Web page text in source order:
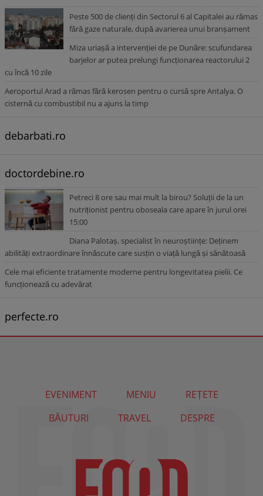
Peste 500 de clienți din Sectorul 6 al Capitalei au rămas
fără gaze naturale, după avarierea unui branșament
Miza uriașă a intervenției de pe Dunăre: scufundarea
barjelor ar putea prelungi funcționarea reactorului 2
cu încă 10 zile
Aeroportul Arad a rămas fără kerosen pentru o cursă spre Antalya. O
cisternă cu combustibil nu a ajuns la timp
debarbati.ro
doctordebine.ro
Petreci 8 ore sau mai mult la birou? Soluții de la un
nutriționist pentru oboseala care apare în jurul orei
15:00
Diana Palotaș, specialist în neuroștiințe: Deținem
abilități extraordinare înnăscute care susțin o viață lungă și sănătoasă
Cele mai eficiente tratamente moderne pentru longevitatea pielii. Ce
funcționează cu adevărat
perfecte.ro
EVENIMENT MENIU
REȚETE
BĂUTURI
TRAVEL DESPRE